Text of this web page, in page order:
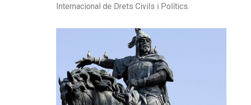
Internacional de Drets Civils i Polítics.